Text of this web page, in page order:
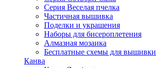
Серия Веселая пчелка
Частичная вышивка
Поделки и украшения
Наборы для бисероплетения
Алмазная мозаика
Бесплатные схемы для вышивки
Канва